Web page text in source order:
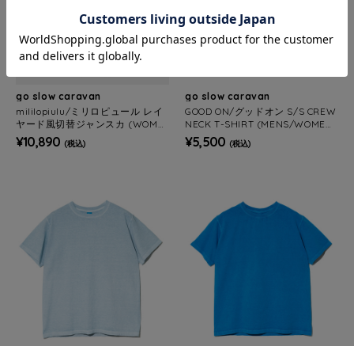
go slow caravan
mililopiulu/ミリロピュール レイ
ヤード風切替ジャンスカ (WOME
NS)
¥10,890 (税込)
go slow caravan
GOOD ON/グッドオン S/S CREW
NECK T-SHIRT (MENS/WOMEN
S)
¥5,500 (税込)